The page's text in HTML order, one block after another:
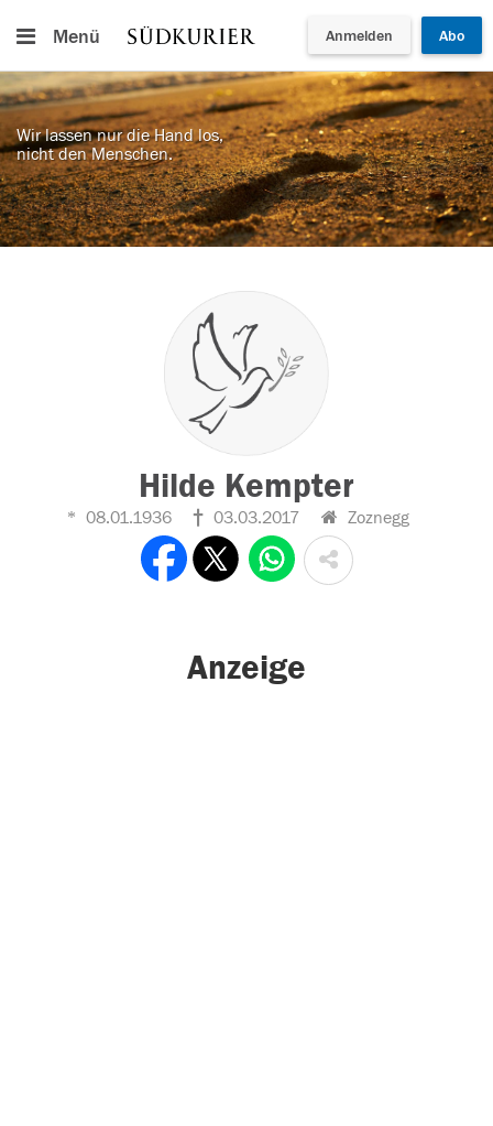
Menü Anmelden Abo
Wir lassen nur die Hand los,
nicht den Menschen.
Hilde Kempter
08.01.1936 03.03.2017 Zoznegg
Anzeige